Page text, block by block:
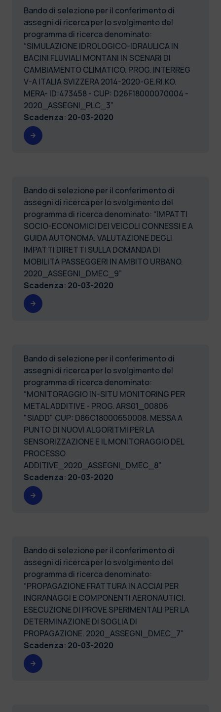
Bando di selezione per il conferimento di
assegni di ricerca per lo svolgimento del
programma di ricerca denominato:
“SIMULAZIONE IDROLOGICO-IDRAULICA IN
BACINI FLUVIALI MONTANI IN SCENARI DI
CAMBIAMENTO CLIMATICO. PROG. INTERREG
V-A ITALIA SVIZZERA 2014-2020-GE.RI.KO.
MERA- ID:473458 - CUP: D26F18000070004 -
2020_ASSEGNI_PLC_3”
Scadenza: 20-03-2020
Bando di selezione per il conferimento di
assegni di ricerca per lo svolgimento del
programma di ricerca denominato: “IMPATTI
SOCIO-ECONOMICI DEI VEICOLI CONNESSI E A
GUIDA AUTONOMA. VALUTAZIONE DEGLI
IMPATTI DIRETTI SULLA DOMANDA DI
MOBILITÀ PASSEGGERI IN AMBITO URBANO.
2020_ASSEGNI_DMEC_9”
Scadenza: 20-03-2020
Bando di selezione per il conferimento di
assegni di ricerca per lo svolgimento del
programma di ricerca denominato:
“MONITORAGGIO IN-SITU MONITORING PER
METAL ADDITIVE - PROG. ARS01_00806
"SIADD" CUP: D86C18000650008. MESSA A
PUNTO DI NUOVI ALGORITMI PER LA
SENSORIZZAZIONE E IL MONITORAGGIO DEL
PROCESSO
ADDITIVE_2020_ASSEGNI_DMEC_8”
Scadenza: 20-03-2020
Bando di selezione per il conferimento di
assegni di ricerca per lo svolgimento del
programma di ricerca denominato:
“PROPAGAZIONE FRATTURA IN ACCIAI PER
INGRANAGGI E COMPONENTI AERONAUTICI.
ESECUZIONE DI PROVE SPERIMENTALI PER LA
DETERMINAZIONE DI SOGLIA DI
PROPAGAZIONE. 2020_ASSEGNI_DMEC_7”
Scadenza: 20-03-2020